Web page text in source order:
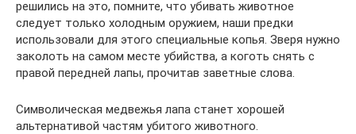
решились на это, помните, что убивать животное
следует только холодным оружием, наши предки
использовали для этого специальные копья. Зверя нужно
заколоть на самом месте убийства, а коготь снять с
правой передней лапы, прочитав заветные слова.
Символическая медвежья лапа станет хорошей
альтернативой частям убитого животного.